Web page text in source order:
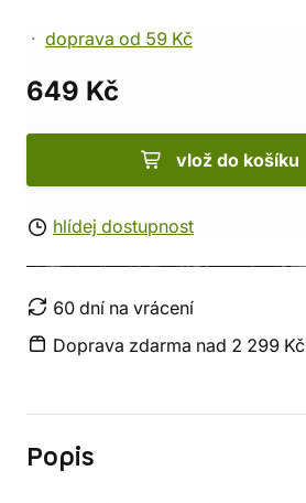
doprava od 59 Kč
649 Kč
vlož do košíku
hlídej dostupnost
60 dní na vrácení
Doprava zdarma nad 2 299 Kč
Popis